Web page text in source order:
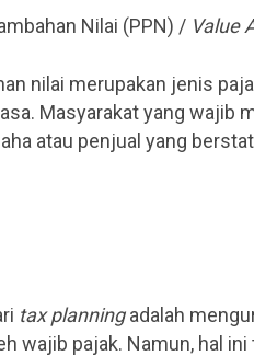
Nilai (PPN) / Value
nilai merupakan jenis
Masyarakat yang wajib
atau penjual yang
tax planningadalah
wajib pajak. Namun, hal